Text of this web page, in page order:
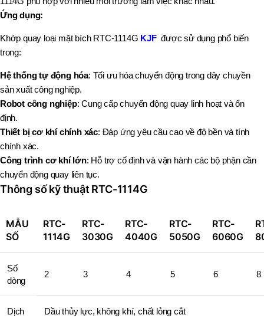
Ứng dụng:
Khớp quay loại mặt bích RTC-1114G KJF được sử dụng phổ biến
trong:
Hệ thống tự động hóa: Tối ưu hóa chuyển động trong dây chuyền
sản xuất công nghiệp.
Robot công nghiệp: Cung cấp chuyển động quay linh hoạt và ổn
định.
Thiết bị cơ khí chính xác: Đáp ứng yêu cầu cao về độ bền và tính
chính xác.
Công trình cơ khí lớn: Hỗ trợ cố định và vận hành các bộ phận cần
chuyển động quay liên tục.
Thông số kỹ thuật RTC-1114G
MẪU
SỐ
RTC-
1114G
RTC-
3030G
RTC-
4040G
RTC-
5050G
RTC-
6060G
Số
dòng
2 3 4 5 6 8
Dịch Dầu thủy lực, không khí, chất lỏng cắt